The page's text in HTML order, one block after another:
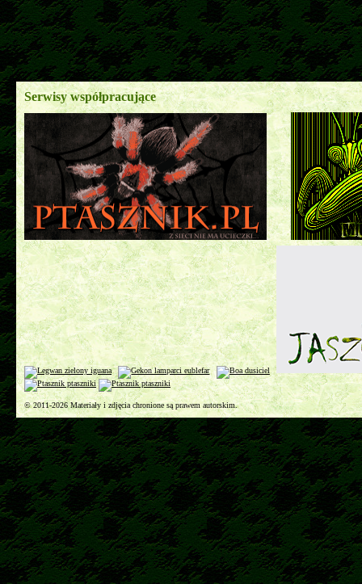
Serwisy współpracujące
© 2011-2026 Materiały i zdjęcia chronione są prawem autorskim.